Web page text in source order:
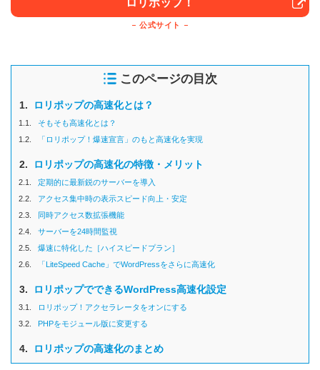
ロリポップ！
公式サイト
このページの目次
1. ロリポップの高速化とは？
1.1.
そもそも高速化とは？
1.2.
「ロリポップ！爆速宣言」のもと高速化を実現
2. ロリポップの高速化の特徴・メリット
2.1.
定期的に最新鋭のサーバーを導入
2.2.
アクセス集中時の表示スピード向上・安定
2.3.
同時アクセス数拡張機能
2.4.
サーバーを24時間監視
2.5.
爆速に特化した［ハイスピードプラン］
2.6.
「LiteSpeed Cache」でWordPressをさらに高速化
3. ロリポップでできるWordPress高速化設定
3.1.
ロリポップ！アクセラレータをオンにする
3.2.
PHPをモジュール版に変更する
4. ロリポップの高速化のまとめ